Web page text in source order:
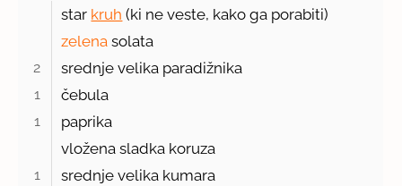
star kruh (ki ne veste, kako ga porabiti)
zelena solata
2 srednje velika paradižnika
1 čebula
1
paprika
vložena sladka koruza
1 srednje velika kumara